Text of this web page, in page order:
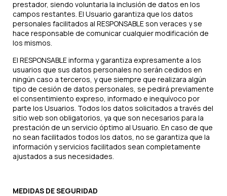
prestador, siendo voluntaria la inclusión de datos en los
campos restantes. El Usuario garantiza que los datos
personales facilitados al RESPONSABLE son veraces y se
hace responsable de comunicar cualquier modificación de
los mismos.
El RESPONSABLE informa y garantiza expresamente a los
usuarios que sus datos personales no serán cedidos en
ningún caso a terceros, y que siempre que realizara algún
tipo de cesión de datos personales, se pedirá previamente
el consentimiento expreso, informado e inequívoco por
parte los Usuarios. Todos los datos solicitados a través del
sitio web son obligatorios, ya que son necesarios para la
prestación de un servicio óptimo al Usuario. En caso de que
no sean facilitados todos los datos, no se garantiza que la
información y servicios facilitados sean completamente
ajustados a sus necesidades.
MEDIDAS DE SEGURIDAD